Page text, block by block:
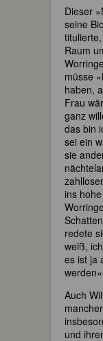
Dieser
seine
Raum
müsse
haben,
Frau
ganz
das bin
sei ein
sie
ins
redete
weiß,
es ist ja
Auch
und